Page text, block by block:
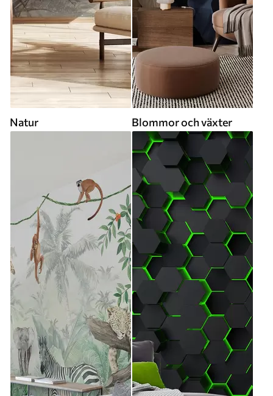
Natur Blommor och växter